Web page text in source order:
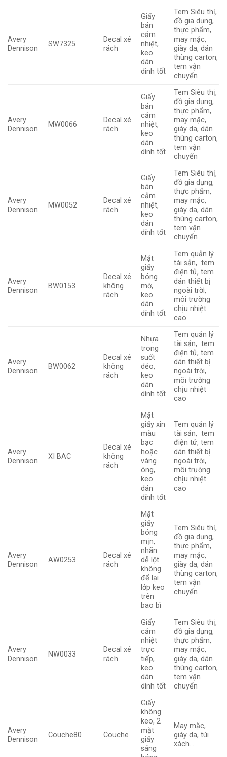
Avery
Dennison
SW7325
Decal xé
rách
Giấy
bán
cảm
nhiệt,
keo
dán
dính tốt
Tem Siêu thị,
đồ gia dụng,
thực phẩm,
may mặc,
giày da, dán
thùng carton,
tem vận
chuyển
Avery
Dennison
MW0066
Decal xé
rách
Giấy
bán
cảm
nhiệt,
keo
dán
dính tốt
Tem Siêu thị,
đồ gia dụng,
thực phẩm,
may mặc,
giày da, dán
thùng carton,
tem vận
chuyển
Avery
Dennison
MW0052
Decal xé
rách
Giấy
bán
cảm
nhiệt,
keo
dán
dính tốt
Tem Siêu thị,
đồ gia dụng,
thực phẩm,
may mặc,
giày da, dán
thùng carton,
tem vận
chuyển
Avery
Dennison
BW0153
Decal xé
không
rách
Mặt
giấy
bóng
mờ,
keo
dán
dính tốt
Tem quản lý
tài sản, tem
điện tử, tem
dán thiết bị
ngoài trời,
môi trường
chịu nhiệt
cao
Avery
Dennison
BW0062
Decal xé
không
rách
Nhựa
trong
suốt
dẻo,
keo
dán
dính tốt
Tem quản lý
tài sản, tem
điện tử, tem
dán thiết bị
ngoài trời,
môi trường
chịu nhiệt
cao
Avery
Dennison
XI BAC
Decal xé
không
rách
Mặt
giấy xin
màu
bạc
hoặc
vàng
óng,
keo
dán
dính tốt
Tem quản lý
tài sản, tem
điện tử, tem
dán thiết bị
ngoài trời,
môi trường
chịu nhiệt
cao
Avery
Dennison
AW0253
Decal xé
rách
Mặt
giấy
bóng
mịn,
nhãn
dễ lột
không
để lại
lớp keo
trên
bao bì
Tem Siêu thị,
đồ gia dụng,
thực phẩm,
may mặc,
giày da, dán
thùng carton,
tem vận
chuyển
Avery
Dennison
NW0033
Decal xé
rách
Giấy
cảm
nhiệt
trực
tiếp,
keo
dán
dính tốt
Tem Siêu thị,
đồ gia dụng,
thực phẩm,
may mặc,
giày da, dán
thùng carton,
tem vận
chuyển
Avery
Dennison
Couche80 Couche
Giấy
không
keo, 2
mặt
giấy
sáng
May mặc,
giày da, túi
xách…